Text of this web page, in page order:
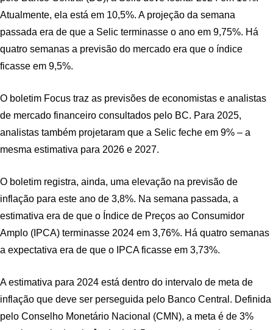
Atualmente, ela está em 10,5%. A projeção da semana
passada era de que a Selic terminasse o ano em 9,75%. Há
quatro semanas a previsão do mercado era que o índice
ficasse em 9,5%.
O boletim Focus traz as previsões de economistas e analistas
de mercado financeiro consultados pelo BC. Para 2025,
analistas também projetaram que a Selic feche em 9% – a
mesma estimativa para 2026 e 2027.
O boletim registra, ainda, uma elevação na previsão de
inflação para este ano de 3,8%. Na semana passada, a
estimativa era de que o Índice de Preços ao Consumidor
Amplo (IPCA) terminasse 2024 em 3,76%. Há quatro semanas
a expectativa era de que o IPCA ficasse em 3,73%.
A estimativa para 2024 está dentro do intervalo de meta de
inflação que deve ser perseguida pelo Banco Central. Definida
pelo Conselho Monetário Nacional (CMN), a meta é de 3%